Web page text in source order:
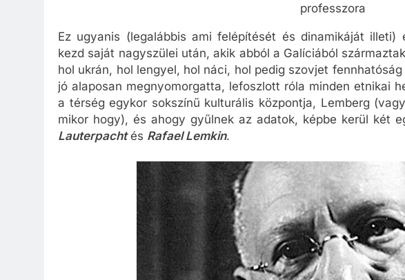
professzora
Ez ugyanis (legalábbis ami felépítését és dinamikáját illeti)
kezd saját nagyszülei után, akik abból a Galíciából
hol ukrán, hol lengyel, hol náci, hol pedig szovjet
jó alaposan megnyomorgatta, lefoszlott róla minden etnikai
a térség egykor sokszínű kulturális központja, Lemberg
mikor hogy), és ahogy gyűlnek az adatok, képbe kerül két
Lauterpachtés Rafael Lemkin.